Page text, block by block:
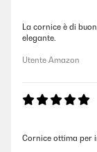
La cornice è di
elegante.
Utente Amazon
Cornice ottima per